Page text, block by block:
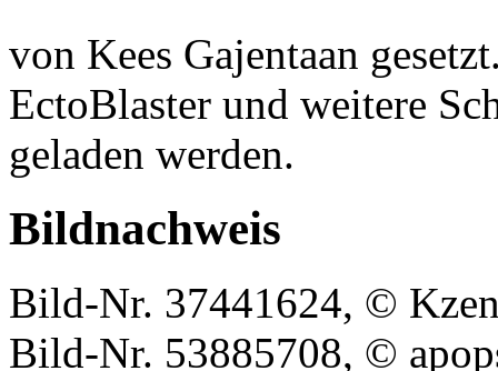
von Kees Gajentaan
EctoBlaster und weitere
geladen werden.
Bildnachweis
Bild-Nr. 37441624, ©
Bild-Nr. 53885708, ©